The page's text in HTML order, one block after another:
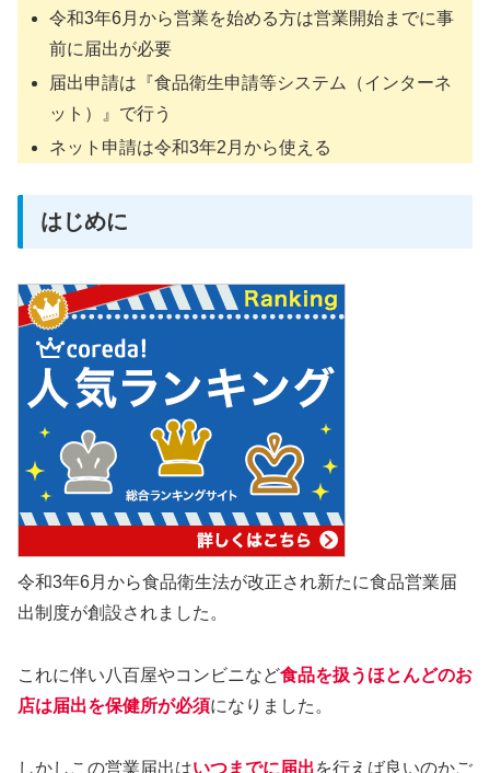
令和3年6月から営業を始める方は営業開始までに事
前に届出が必要
届出申請は『食品衛生申請等システム（インターネ
ット）』で行う
ネット申請は令和3年2月から使える
はじめに
令和3年6月から食品衛生法が改正され新たに食品営業届
出制度が創設されました。
これに伴い八百屋やコンビニなど食品を扱うほとんどのお
店は届出を保健所が必須になりました。
しかしこの営業届出はいつまでに届出を行えば良いのかご